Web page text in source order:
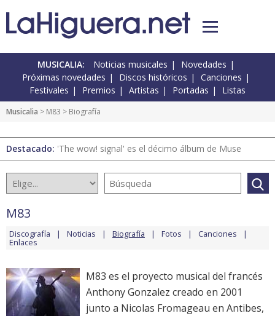
MUSICALIA: Noticias musicales
Novedades
Próximas novedades
Discos históricos
Canciones
Festivales
Premios Artistas Portadas Listas
Musicalia > M83 > Biografía
Destacado: 'The wow! signal' es el décimo álbum de Muse
M83
Discografía Noticias Biografía Fotos Canciones
Enlaces
M83 es el proyecto musical del francés
Anthony Gonzalez creado en 2001
junto a Nicolas Fromageau en Antibes,